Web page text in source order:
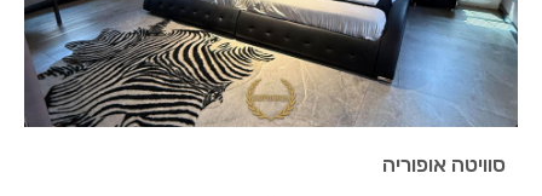
סוויטה אופוריה